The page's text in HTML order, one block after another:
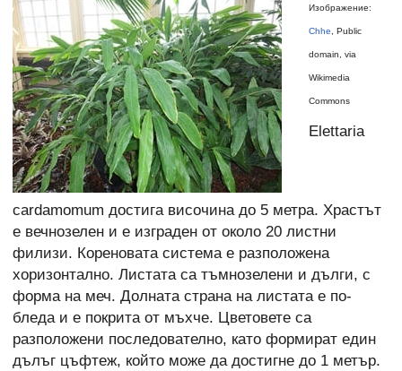
Изображение:
Chhe , Public
domain, via
Wikimedia
Commons
Elettaria
cardamomum достига височина до 5 метра. Храстът
е вечнозелен и е изграден от около 20 листни
филизи. Кореновата система е разположена
хоризонтално. Листата са тъмнозелени и дълги, с
форма на меч. Долната страна на листата е по-
бледа и е покрита от мъхче. Цветовете са
разположени последователно, като формират един
дълъг цъфтеж, който може да достигне до 1 метър.